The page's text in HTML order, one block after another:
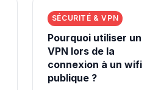
SÉCURITÉ & VPN
Pourquoi utiliser un
VPN lors de la
connexion à un wifi
publique ?